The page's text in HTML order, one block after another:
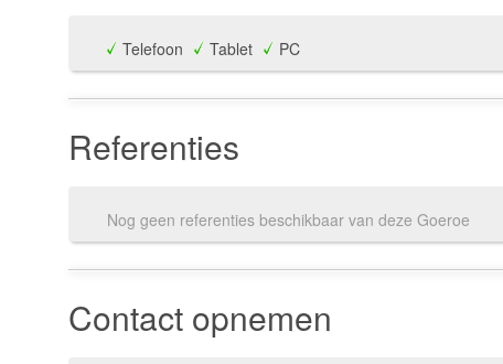
Telefoon Tablet PC
Referenties
Nog geen referenties beschikbaar van deze Goeroe
Contact opnemen